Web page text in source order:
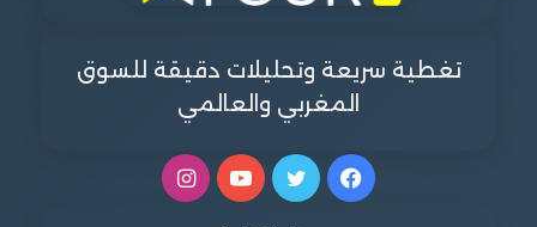
تغطية سريعة وتحليلات دقيقة للسوق
المغربي والعالمي
فيسبوكتويتر يوتيوبانستقرام